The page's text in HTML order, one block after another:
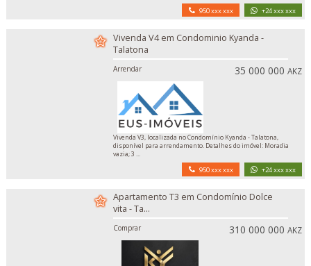
950 xxx xxx +24 xxx xxx
Vivenda V4 em Condominio Kyanda -
Talatona
Arrendar 35 000 000AKZ
Vivenda V3, localizada no Condomínio Kyanda - Talatona,
disponível para arrendamento. Detalhes do imóvel: Moradia
vazia; 3 ...
950 xxx xxx +24 xxx xxx
Apartamento T3 em Condomínio Dolce
vita - Ta...
Comprar 310 000 000AKZ